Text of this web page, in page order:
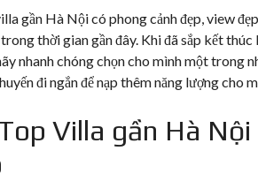
gần Hà Nội có phong cảnh đẹp, view
thời gian gần đây. Khi đã sắp kết
nhanh chóng chọn cho mình một trong
đi ngắn để nạp thêm năng lượng cho
Villa gần Hà